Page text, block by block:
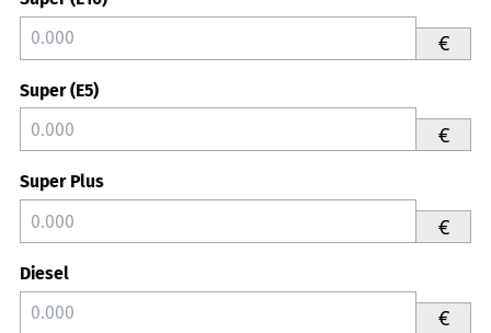
€
Super (E5)
€
Super Plus
€
Diesel
€